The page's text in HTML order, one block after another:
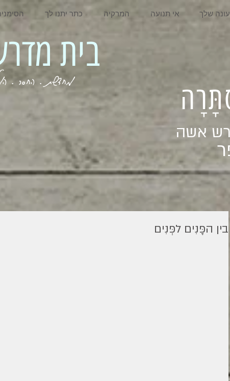
כתר יתנו לך המרקיה אי תנועה שלך
אשה
בין הפָּנִים לפְּנִים
מחדשת . החסר . המלא . שבי